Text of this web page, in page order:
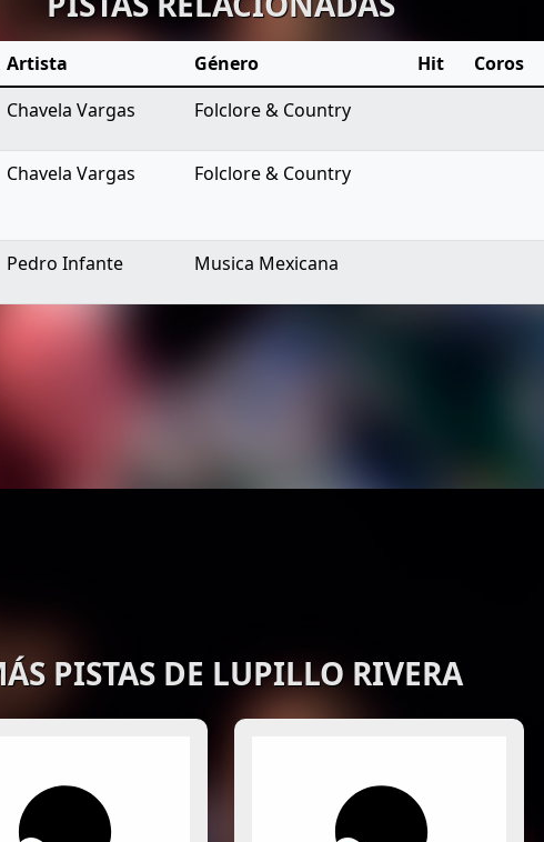
Artista Género Hit Coros
Chavela Vargas Folclore & Country
Chavela Vargas Folclore & Country
Pedro Infante Musica Mexicana
PISTAS DE LUPILLO RIVERA